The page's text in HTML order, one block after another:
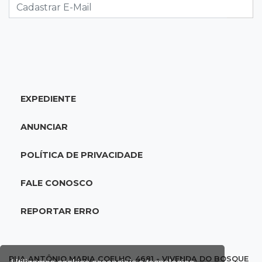
acidente com F-1000 na Av. Heráclito
18:28Concurso 3.042
acumulado em R$ 165 milhões
Produção de biodiesel cresce 32% em MS e
abordagem policial no Noroeste
EXPEDIENTE
ANUNCIAR
POLÍTICA DE PRIVACIDADE
FALE CONOSCO
REPORTAR ERRO
RUA ANTÔNIO MARIA COELHO, 4681 - VIVENDA DO BOSQUE